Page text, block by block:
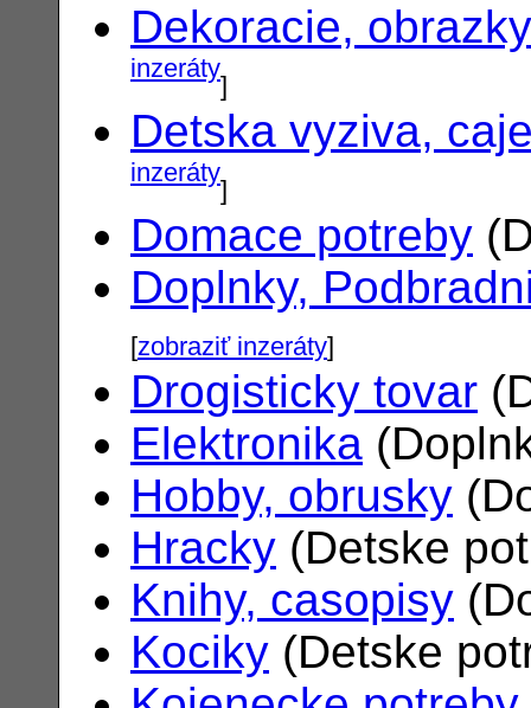
Dekoracie, obrazky
inzeráty]
Detska vyziva,
inzeráty]
Domace potreby
Doplnky,
[zobraziť inzeráty]
Drogisticky tovar
Elektronika
Hobby, obrusky
Hracky (Detske
Knihy, casopisy
Kociky (Detske